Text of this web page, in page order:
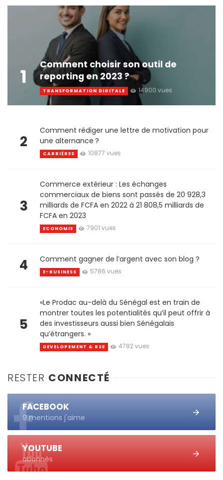
1
Comment choisir son outil de
reporting en 2023 ?
TRANSFORMATION DIGITALE 14900 vues
2
Comment rédiger une lettre de motivation pour
une alternance ?
CARRIÈRES 10877 vues
3
Commerce extérieur : Les échanges
commerciaux de biens sont passés de 20 928,3
milliards de FCFA en 2022 à 21 808,5 milliards de
FCFA en 2023
ECONOMIE 7901 vues
4 Comment gagner de l’argent avec son blog ?
E-BUSINESS 5786 vues
5
«Le Prodac au-delà du Sénégal est en train de
montrer toutes les potentialités qu’il peut offrir à
des investisseurs aussi bien Sénégalais
qu’étrangers. »
DEVELOPEMENT & RSE 4782 vues
RESTER CONNECTÉ
FACEBOOK
9 mentions j'aime
YOUTUBE
abonnés